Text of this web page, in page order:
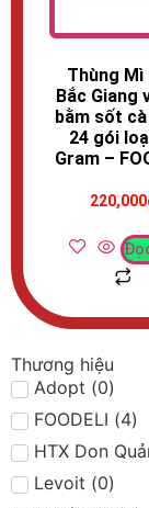
Thương hiệu
Adopt (0)
FOODELI (4)
HTX Don
Levoit (0)
Thùng Mì
Bắc Giang
bằm sốt
24 gói
Gram –
220,000